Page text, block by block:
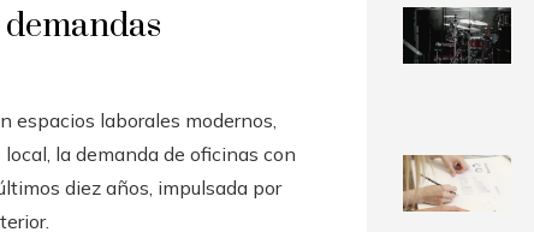
espacios laborales modernos,
la demanda de oficinas con
diez años, impulsada por